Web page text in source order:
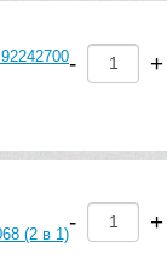
- +
(2 в 1)- +